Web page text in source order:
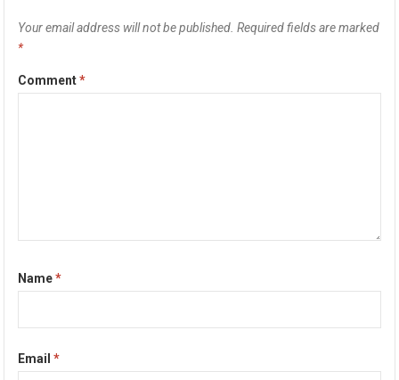
Your email address will not be published. Required fields are marked
*
Comment*
Name*
Email*